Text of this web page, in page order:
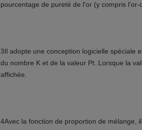
pourcentage de pureté de l'or (y compris
3Il adopte une conception logicielle spéciale
du nombre K et de la valeur Pt..Lorsque la
affichée.
4Avec la fonction de proportion de mélange,